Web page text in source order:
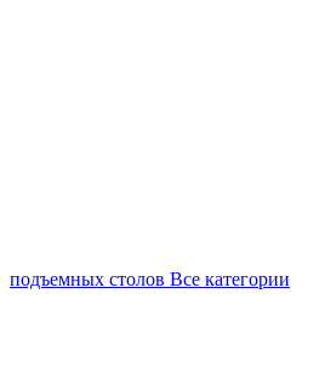
подъемных столов Все категории